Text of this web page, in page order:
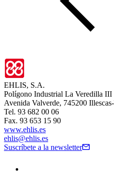
EHLIS, S.A.
Polígono Industrial La Veredilla III
Avenida Valverde, 745200
Tel. 93 682 00 06
Fax. 93 653 15 90
www.ehlis.es
ehlis@ehlis.es
Suscríbete a la newsletter